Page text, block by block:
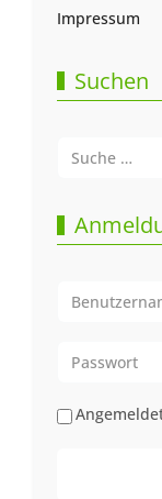
Impressum
Suchen